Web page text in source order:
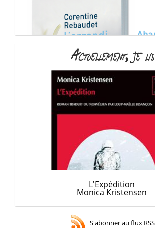
Actuellement, je lis
L'Expédition
Monica Kristensen
S'abonner au flux RSS